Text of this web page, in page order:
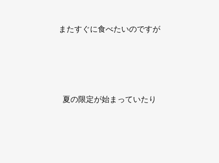
またすぐに食べたいのですが
夏の限定が始まっていたり